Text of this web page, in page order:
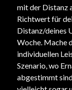
mit der Distanz
Richtwert für
Distanz/deines
Woche. Mache
individuellen
Szenario, wo
abgestimmt